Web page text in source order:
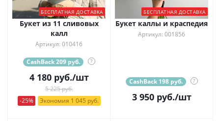
БЕСПЛАТНАЯ ДОСТАВКА
Букет из 11 сливовых
калл
Артикул: 010416
CashBack 209 руб. ?
4 180руб./шт
5 225 руб.
-25%
Экономия 1 045 руб.
БЕСПЛАТНАЯ ДОСТАВКА
Букет каллы и краспедия
Артикул: 001856
CashBack 198 руб. ?
3 950руб./шт